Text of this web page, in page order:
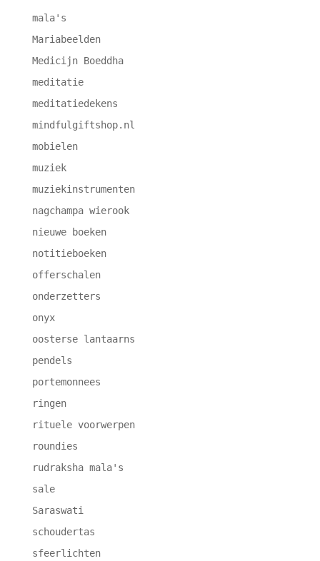
mala's
Mariabeelden
Medicijn Boeddha
meditatie
meditatiedekens
mindfulgiftshop.nl
mobielen
muziek
muziekinstrumenten
nagchampa wierook
nieuwe boeken
notitieboeken
offerschalen
onderzetters
onyx
oosterse lantaarns
pendels
portemonnees
ringen
rituele voorwerpen
roundies
rudraksha mala's
sale
Saraswati
schoudertas
sfeerlichten